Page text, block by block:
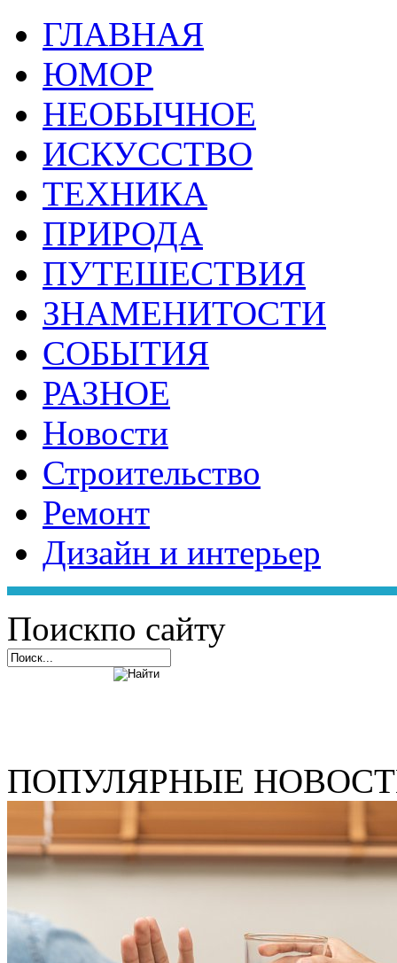
ГЛАВНАЯ
ЮМОР
НЕОБЫЧНОЕ
ИСКУССТВО
ТЕХНИКА
ПРИРОДА
ПУТЕШЕСТВИЯ
ЗНАМЕНИТОСТИ
СОБЫТИЯ
РАЗНОЕ
Новости
Строительство
Ремонт
Дизайн и интерьер
Поискпо сайту
ПОПУЛЯРНЫЕ